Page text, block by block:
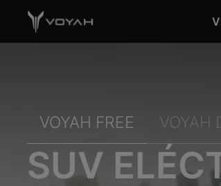
VOYAH FREE VOYAH
SUV